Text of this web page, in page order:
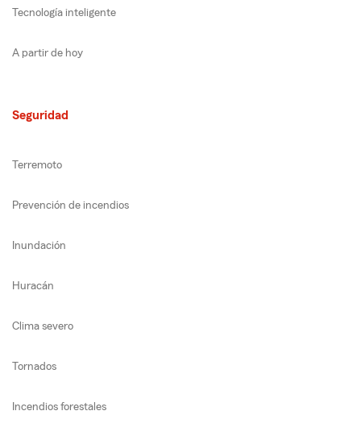
Tecnología inteligente
A partir de hoy
Seguridad
Terremoto
Prevención de incendios
Inundación
Huracán
Clima severo
Tornados
Incendios forestales